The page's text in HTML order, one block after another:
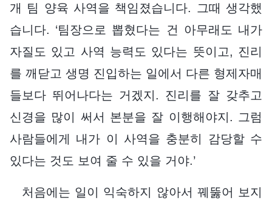
개 팀 양육 사역을 책임졌습니다. 그때 생각했
습니다. ‘팀장으로 뽑혔다는 건 아무래도 내가
자질도 있고 사역 능력도 있다는 뜻이고, 진리
를 깨닫고 생명 진입하는 일에서 다른 형제자매
들보다 뛰어나다는 거겠지. 진리를 잘 갖추고
신경을 많이 써서 본분을 잘 이행해야지. 그럼
사람들에게 내가 이 사역을 충분히 감당할 수
있다는 것도 보여 줄 수 있을 거야.’
처음에는 일이 익숙하지 않아서 꿰뚫어 보지